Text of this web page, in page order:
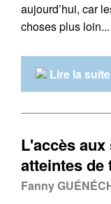
aujourd’hui, car
choses plus loin...
Lire la suite
L'accès
atteintes
Fanny